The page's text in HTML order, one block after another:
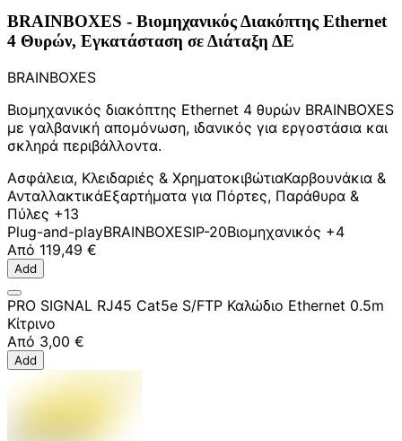
BRAINBOXES - Βιομηχανικός Διακόπτης Ethernet
4 Θυρών, Εγκατάσταση σε Διάταξη ΔΕ
BRAINBOXES
Βιομηχανικός διακόπτης Ethernet 4 θυρών BRAINBOXES
με γαλβανική απομόνωση, ιδανικός για εργοστάσια και
σκληρά περιβάλλοντα.
Ασφάλεια, Κλειδαριές & ΧρηματοκιβώτιαΚαρβουνάκια &
ΑνταλλακτικάΕξαρτήματα για Πόρτες, Παράθυρα &
Πύλες +13
Plug-and-playBRAINBOXESIP-20Βιομηχανικός +4
Από 119,49 €
Add
PRO SIGNAL RJ45 Cat5e S/FTP Καλώδιο Ethernet 0.5m
Κίτρινο
Από 3,00 €
Add